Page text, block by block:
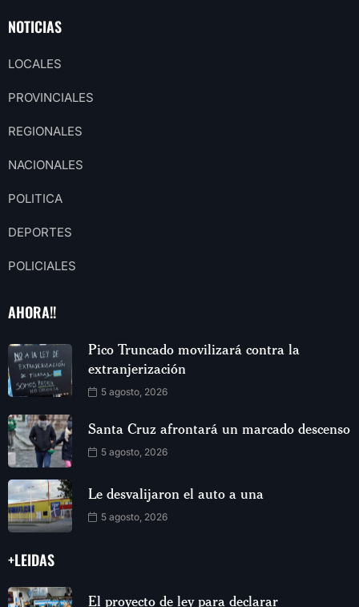
NOTICIAS
LOCALES
PROVINCIALES
REGIONALES
NACIONALES
POLITICA
DEPORTES
POLICIALES
AHORA!!
Pico Truncado movilizará contra la
extranjerización
5 agosto, 2026
Santa Cruz afrontará un marcado descenso
5 agosto, 2026
Le desvalijaron el auto a una
5 agosto, 2026
+LEIDAS
El proyecto de ley para declarar